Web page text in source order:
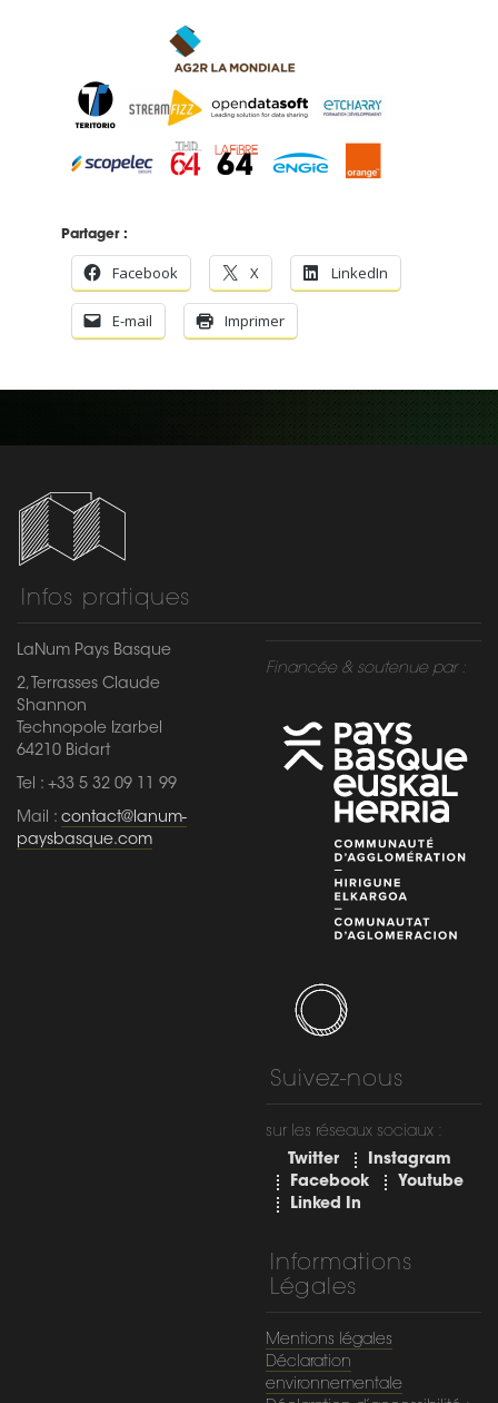
Partager :
Facebook X LinkedIn
E-mail Imprimer
Infos pratiques
LaNum Pays Basque
2, Terrasses Claude
Shannon
Technopole Izarbel
64210 Bidart
Tel : +33 5 32 09 11 99
Mail : contact@lanum-
paysbasque.com
Financée & soutenue par :
Suivez-nous
sur les réseaux sociaux :
Twitter
Instagram
Facebook
Youtube
Linked In
Informations
Légales
Mentions légales
Déclaration
environnementale